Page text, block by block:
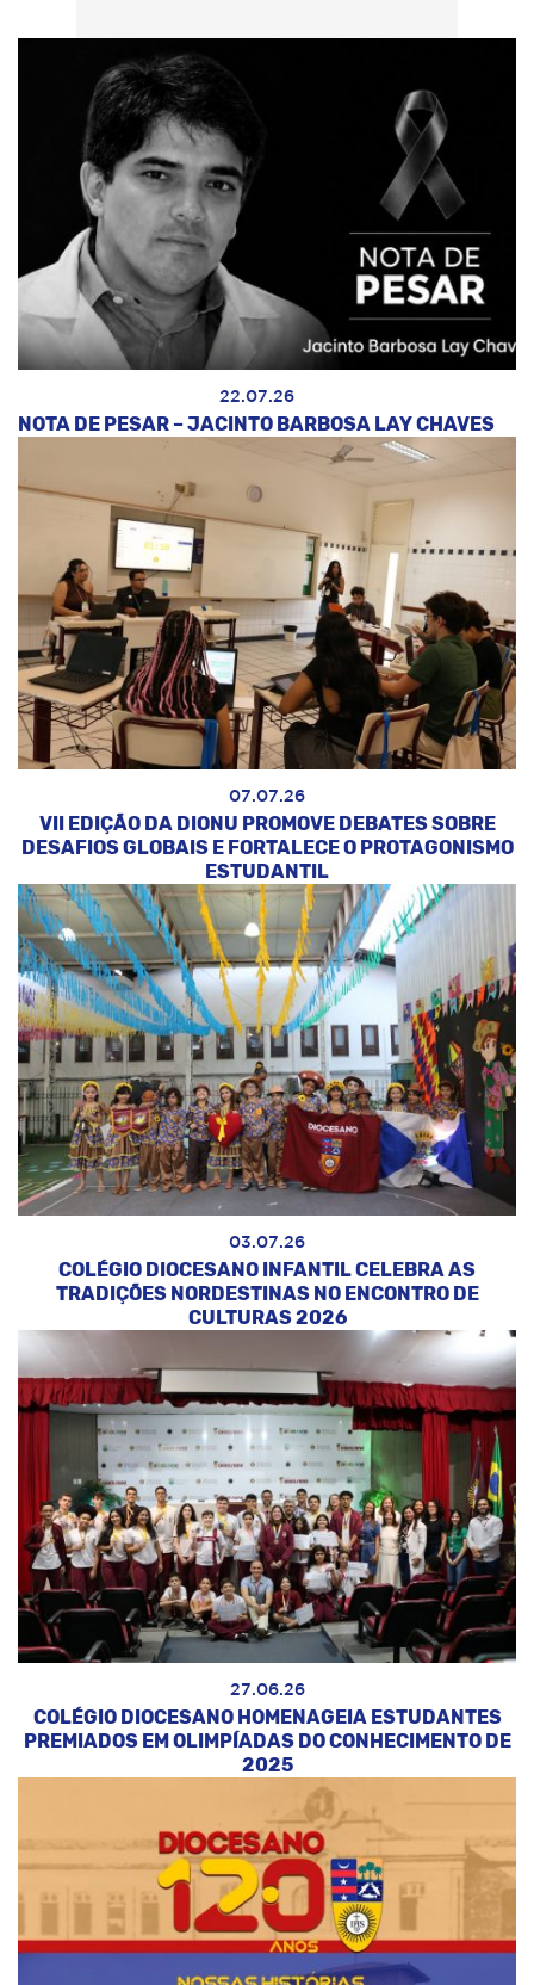
22.07.26
NOTA DE PESAR – JACINTO BARBOSA LAY CHAVES
07.07.26
VII EDIÇÃO DA DIONU PROMOVE DEBATES SOBRE
DESAFIOS GLOBAIS E FORTALECE O PROTAGONISMO
ESTUDANTIL
03.07.26
COLÉGIO DIOCESANO INFANTIL CELEBRA AS
TRADIÇÕES NORDESTINAS NO ENCONTRO DE
CULTURAS 2026
27.06.26
COLÉGIO DIOCESANO HOMENAGEIA ESTUDANTES
PREMIADOS EM OLIMPÍADAS DO CONHECIMENTO DE
2025